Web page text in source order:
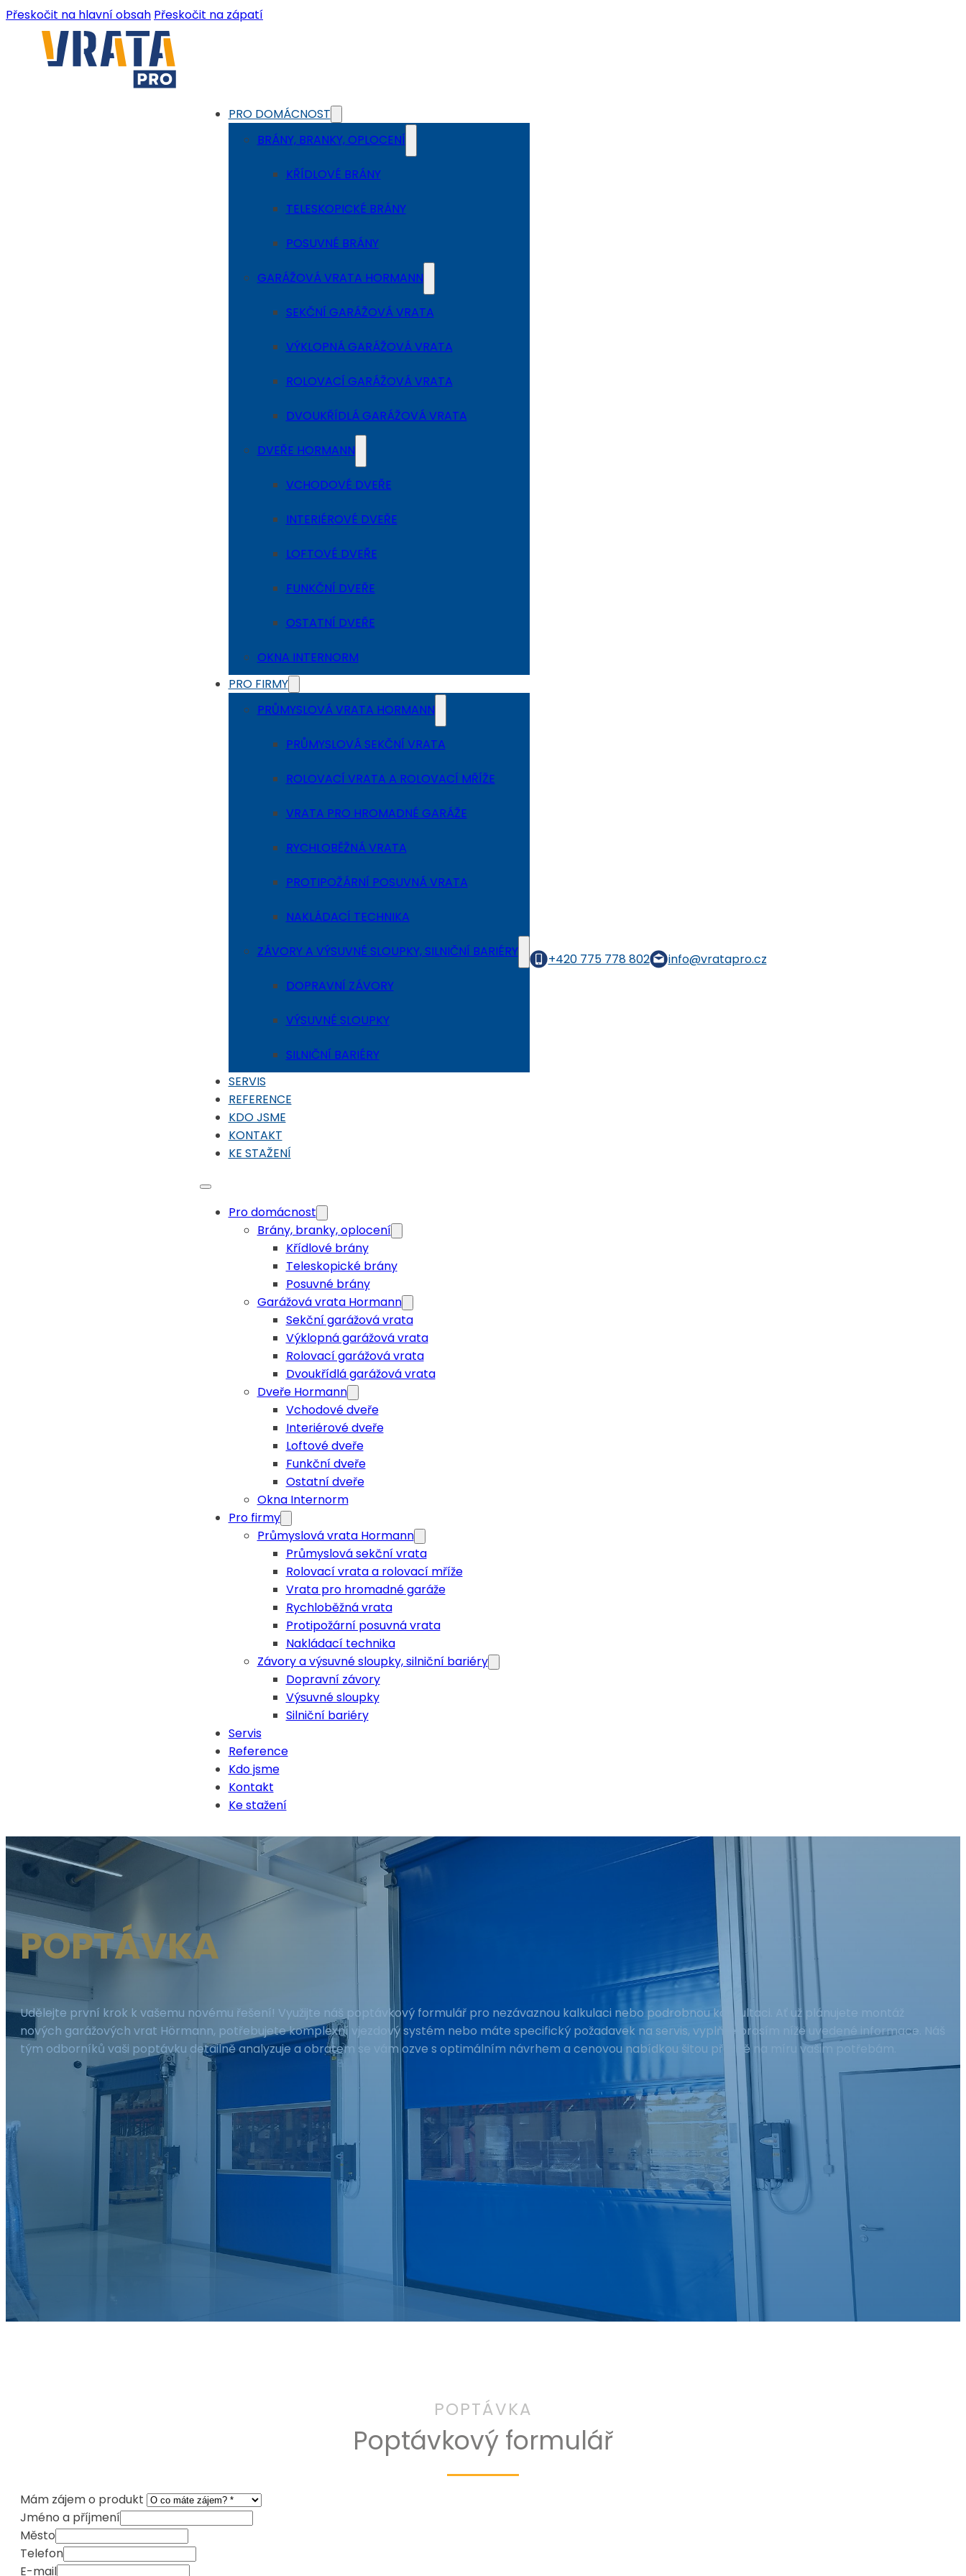
Přeskočit na hlavní obsah Přeskočit na zápatí
PRO DOMÁCNOST
BRÁNY, BRANKY, OPLOCENÍ
KŘÍDLOVÉ BRÁNY
TELESKOPICKÉ BRÁNY
POSUVNÉ BRÁNY
GARÁŽOVÁ VRATA HORMANN
SEKČNÍ GARÁŽOVÁ VRATA
VÝKLOPNÁ GARÁŽOVÁ VRATA
ROLOVACÍ GARÁŽOVÁ VRATA
DVOUKŘÍDLÁ GARÁŽOVÁ VRATA
DVEŘE HORMANN
VCHODOVÉ DVEŘE
INTERIÉROVÉ DVEŘE
LOFTOVÉ DVEŘE
FUNKČNÍ DVEŘE
OSTATNÍ DVEŘE
OKNA INTERNORM
PRO FIRMY
PRŮMYSLOVÁ VRATA HORMANN
PRŮMYSLOVÁ SEKČNÍ VRATA
ROLOVACÍ VRATA A ROLOVACÍ MŘÍŽE
VRATA PRO HROMADNÉ GARÁŽE
RYCHLOBĚŽNÁ VRATA
PROTIPOŽÁRNÍ POSUVNÁ VRATA
NAKLÁDACÍ TECHNIKA
ZÁVORY A VÝSUVNÉ SLOUPKY, SILNIČNÍ BARIÉRY
DOPRAVNÍ ZÁVORY
VÝSUVNÉ SLOUPKY
SILNIČNÍ BARIÉRY
SERVIS
REFERENCE
KDO JSME
KONTAKT
KE STAŽENÍ
Pro domácnost
Brány, branky, oplocení
Křídlové brány
Teleskopické brány
Posuvné brány
Garážová vrata Hormann
Sekční garážová vrata
Výklopná garážová vrata
Rolovací garážová vrata
Dvoukřídlá garážová vrata
Dveře Hormann
Vchodové dveře
Interiérové dveře
Loftové dveře
Funkční dveře
Ostatní dveře
Okna Internorm
Pro firmy
Průmyslová vrata Hormann
Průmyslová sekční vrata
Rolovací vrata a rolovací mříže
Vrata pro hromadné garáže
Rychloběžná vrata
Protipožární posuvná vrata
Nakládací technika
Závory a výsuvné sloupky, silniční bariéry
Dopravní závory
Výsuvné sloupky
Silniční bariéry
Servis
Reference
Kdo jsme
Kontakt
Ke stažení
+420 775 778 802 info@vratapro.cz
POPTÁVKA
Udělejte první krok k vašemu novému řešení! Využijte náš poptávkový formulář pro nezávaznou kalkulaci nebo podrobnou konzultaci. Ať už plánujete montáž
nových garážových vrat Hörmann, potřebujete komplexní vjezdový systém nebo máte specifický požadavek na servis, vyplňte prosím níže uvedené informace. Náš
tým odborníků vaši poptávku detailně analyzuje a obratem se vám ozve s optimálním návrhem a cenovou nabídkou šitou přesně na míru vašim potřebám.
Poptávkový formulář
Mám zájem o produkt
Jméno a příjmení
Město
Telefon
E-mail